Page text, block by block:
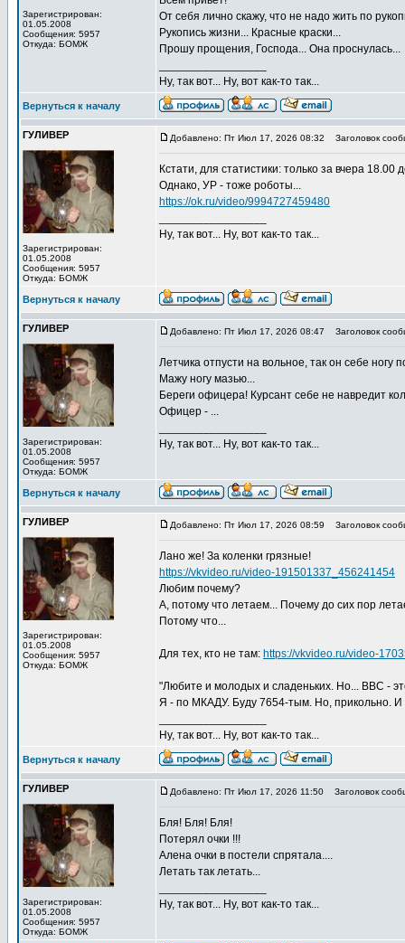
Зарегистрирован:
01.05.2008
Сообщения: 5957
Откуда: БОМЖ
От себя лично скажу, что не надо жить по
Рукопись жизни... Красные краски...
Прошу прощения, Господа... Она проснулась...
Ну, так вот... Ну, вот как-то так...
Вернуться к началу
ГУЛИВЕР
Зарегистрирован:
01.05.2008
Сообщения: 5957
Откуда: БОМЖ
Добавлено: Пт Июл 17, 2026 08:32 Заголовок
Кстати, для статистики: только за вчера
Однако, УР - тоже роботы...
https://ok.ru/video/9994727459480
Ну, так вот... Ну, вот как-то так...
Вернуться к началу
ГУЛИВЕР
Зарегистрирован:
01.05.2008
Сообщения: 5957
Откуда: БОМЖ
Добавлено: Пт Июл 17, 2026 08:47 Заголовок
Летчика отпусти на вольное, так он себе ногу
Мажу ногу мазью...
Береги офицера! Курсант себе не навредит
Офицер - ...
Ну, так вот... Ну, вот как-то так...
Вернуться к началу
ГУЛИВЕР
Зарегистрирован:
01.05.2008
Сообщения: 5957
Откуда: БОМЖ
Добавлено: Пт Июл 17, 2026 08:59 Заголовок
Лано же! За коленки грязные!
https://vkvideo.ru/video-191501337_456241454
Любим почему?
А, потому что летаем... Почему до сих пор
Потому что...
Для тех, кто не там: https://vkvideo.ru/video-
"Любите и молодых и сладеньких. Но... ВВС -
Я - по МКАДУ. Буду 7654-тым. Но, прикольно.
Ну, так вот... Ну, вот как-то так...
Вернуться к началу
ГУЛИВЕР
Зарегистрирован:
01.05.2008
Сообщения: 5957
Откуда: БОМЖ
Добавлено: Пт Июл 17, 2026 11:50 Заголовок
Бля! Бля! Бля!
Потерял очки !!!
Алена очки в постели спрятала....
Летать так летать...
Ну, так вот... Ну, вот как-то так...